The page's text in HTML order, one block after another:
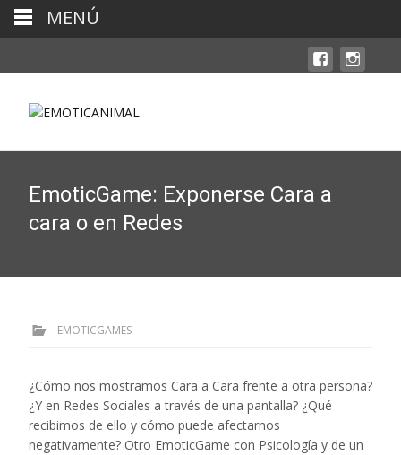
EmoticGame: Exponerse Cara a
cara o en Redes
EMOTICGAMES
¿Cómo nos mostramos Cara a Cara frente a otra persona?
¿Y en Redes Sociales a través de una pantalla? ¿Qué
recibimos de ello y cómo puede afectarnos
negativamente? Otro EmoticGame con Psicología y de un
MENÚ